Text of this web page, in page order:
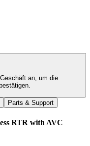
an, um die
Parts & Support
RTR with AVC